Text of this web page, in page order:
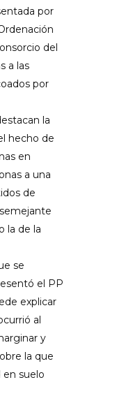
por
del
a las
por
la
hecho de
en
a una
de
la de la
se
el PP
explicar
al
y
la que
en suelo